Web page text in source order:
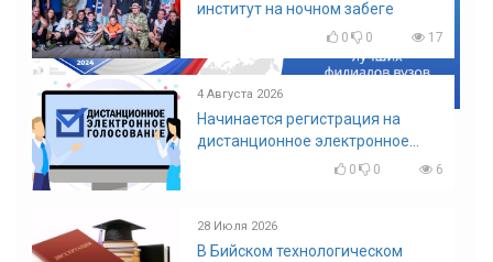
институт на ночном забеге
0 0 17
4 Августа 2026
Начинается регистрация на
дистанционное электронное
голосование на выборы!
0 0 6
28 Июля 2026
В Бийском технологическом